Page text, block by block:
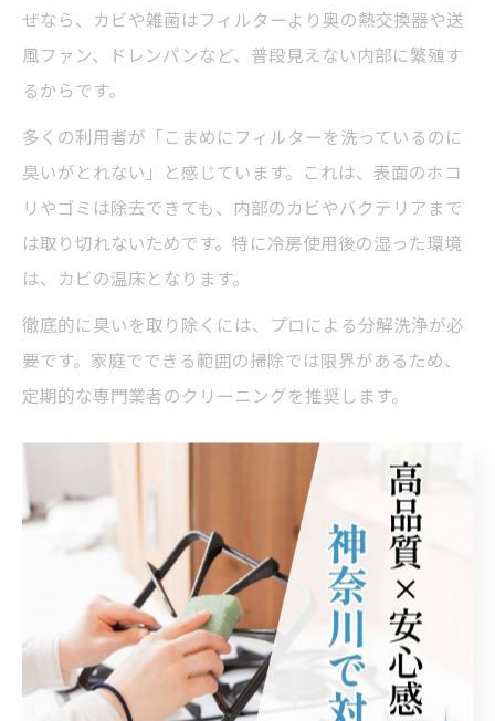
ぜなら、カビや雑菌はフィルターより奥の熱交換器や送
風ファン、ドレンパンなど、普段見えない内部に繁殖す
るからです。
多くの利用者が「こまめにフィルターを洗っているのに
臭いがとれない」と感じています。これは、表面のホコ
リやゴミは除去できても、内部のカビやバクテリアまで
は取り切れないためです。特に冷房使用後の湿った環境
は、カビの温床となります。
徹底的に臭いを取り除くには、プロによる分解洗浄が必
要です。家庭でできる範囲の掃除では限界があるため、
定期的な専門業者のクリーニングを推奨します。
カビ臭・すっぱい臭いの発生源を徹底分析
エアコンから発生するカビ臭やすっぱい臭いは、主に熱
交換器やドレンパン、送風ファンに付着したカビ・雑菌
が原因です。これらの部位は常に湿気が溜まりやすく、
クリーニング時に洗浄しきれないこともあります。
特にすっぱい臭いは、汚れた排水経路や詰まったドレン
ホースに溜まった水が腐敗し、菌が繁殖することで発生